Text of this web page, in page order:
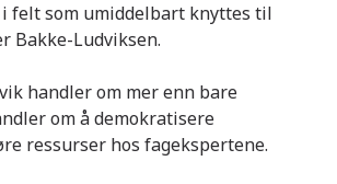
felt som umiddelbart knyttes til
Bakke-Ludviksen.
handler om mer enn bare
om å demokratisere
ressurser hos fagekspertene.